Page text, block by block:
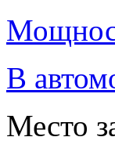
В
Место